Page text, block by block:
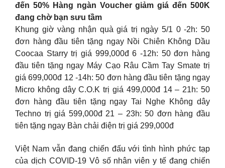
đến 50% Hàng ngàn Voucher giảm giá đến 500K
đang chờ bạn sưu tầm
Khung giờ vàng nhận quà giá trị ngày 5/1 0 -2h: 50
đơn hàng đầu tiên tặng ngay Nồi Chiên Không Dầu
Coocaa Starry trị giá 999,000đ 6 -12h: 50 đơn hàng
đầu tiên tặng ngay Máy Cạo Râu Cầm Tay Smate trị
giá 699,000đ 12 -14h: 50 đơn hàng đầu tiên tặng ngay
Micro không dây C.O.K trị giá 499,000đ 14 – 21h: 50
đơn hàng đầu tiên tặng ngay Tai Nghe Không dây
Techno trị giá 599,000đ 21 – 23h: 50 đơn hàng đầu
tiên tặng ngay Bàn chải điện trị giá 299,000đ
Việt Nam vẫn đang chiến đấu với tình hình phức tạp
của dịch COVID-19 Vô số nhân viên y tế đang chiến